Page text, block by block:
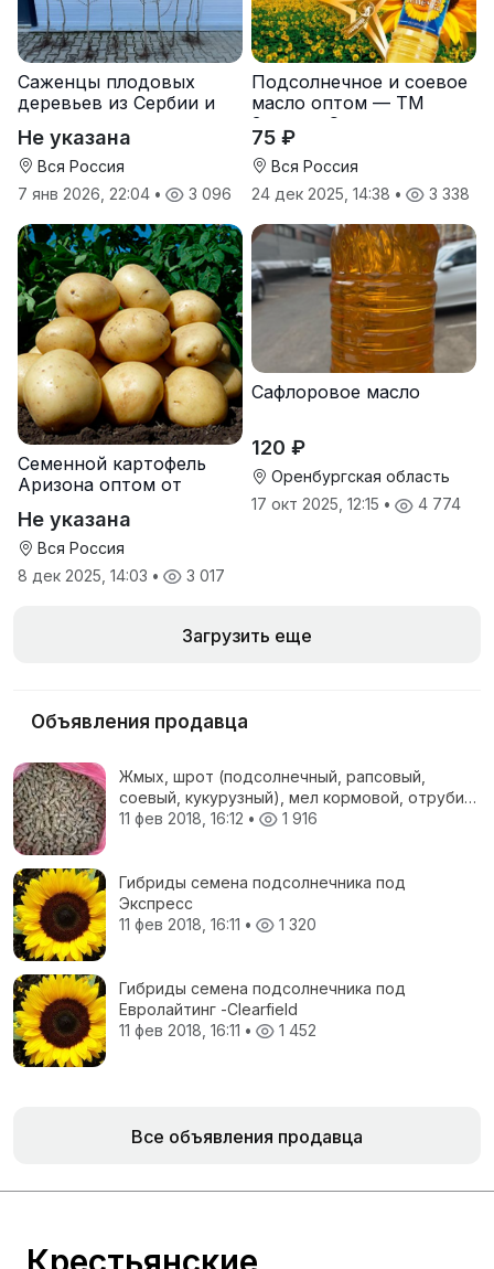
Саженцы плодовых
деревьев из Сербии и
Не указана
Вся Россия
7 янв 2026, 22:04 • 3 096
Подсолнечное и соевое
масло оптом — ТМ
Золотая Семечка
75 ₽
Вся Россия
24 дек 2025, 14:38 • 3 338
Семенной картофель
Аризона оптом от
Не указана
Вся Россия
8 дек 2025, 14:03 • 3 017
Сафлоровое масло
120 ₽
Оренбургская область
17 окт 2025, 12:15 • 4 774
Загрузить еще
Объявления продавца
Жмых, шрот (подсолнечный, рапсовый,
соевый, кукурузный), мел кормовой, отруби
пшеничные, жом свекловичный, соя
11 фев 2018, 16:12 • 1 916
Гибриды семена подсолнечника под
Экспресс
11 фев 2018, 16:11 • 1 320
Гибриды семена подсолнечника под
Евролайтинг -Сlearfield
11 фев 2018, 16:11 • 1 452
Все объявления продавца
Крестьянские